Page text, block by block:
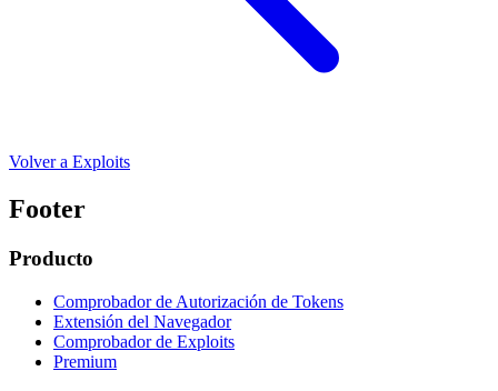
Volver a Exploits
Footer
Producto
Comprobador de Autorización de Tokens
Extensión del Navegador
Comprobador de Exploits
Premium